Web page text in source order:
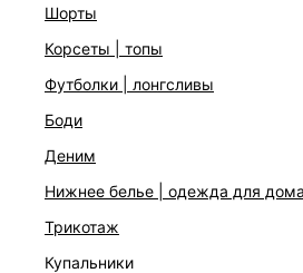
шорты
корсеты | топы
футболки | лонгсливы
боди
деним
нижнее белье | одежда для дома
трикотаж
купальники
На модели размер 44. Крой
стандартному размеру
ДОСТАВКА И ВОЗВРАТ
Подробные условия доставки